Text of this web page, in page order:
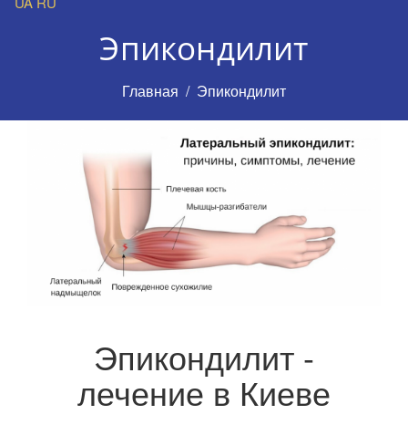
Эпикондилит
Главная Эпикондилит
Эпикондилит -
лечение в Киеве